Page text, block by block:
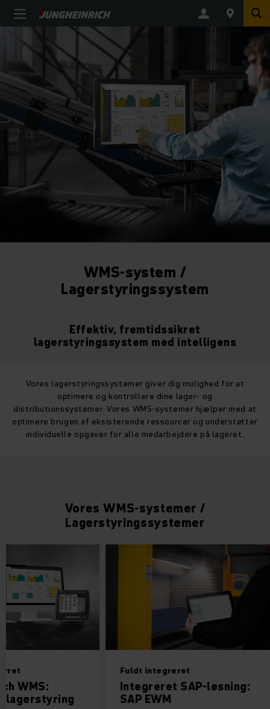
WMS-system /
Lagerstyringssystem
Effektiv, fremtidssikret
lagerstyringssystem med intelligens
Vores lagerstyringssystemer giver dig mulighed for at
optimere og kontrollere dine lager- og
distributionssystemer. Vores WMS-systemer hjælper med at
optimere brugen af eksisterende ressourcer og understøtter
individuelle opgaver for alle medarbejdere på lageret.
Vores WMS-systemer /
Lagerstyringssystemer
WMS:
lagerstyring
Fuldt integreret
Integreret SAP-løsning:
SAP EWM